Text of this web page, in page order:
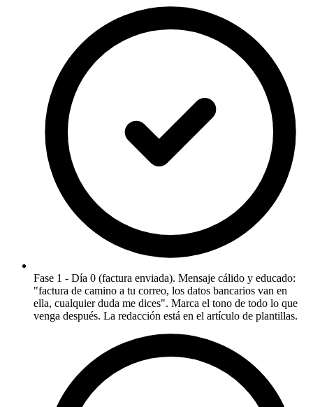
Fase 1 - Día 0 (factura enviada). Mensaje cálido y educado:
"factura de camino a tu correo, los datos bancarios van en
ella, cualquier duda me dices". Marca el tono de todo lo que
venga después. La redacción está en el artículo de plantillas.